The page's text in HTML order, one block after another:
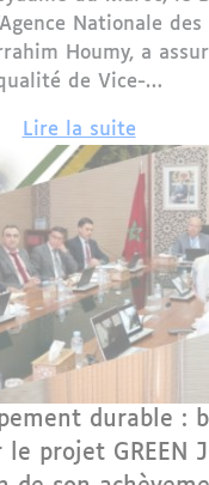
Nationale des
Houmy, a
de Vice-…
Lire la suite
durable :
projet GREEN